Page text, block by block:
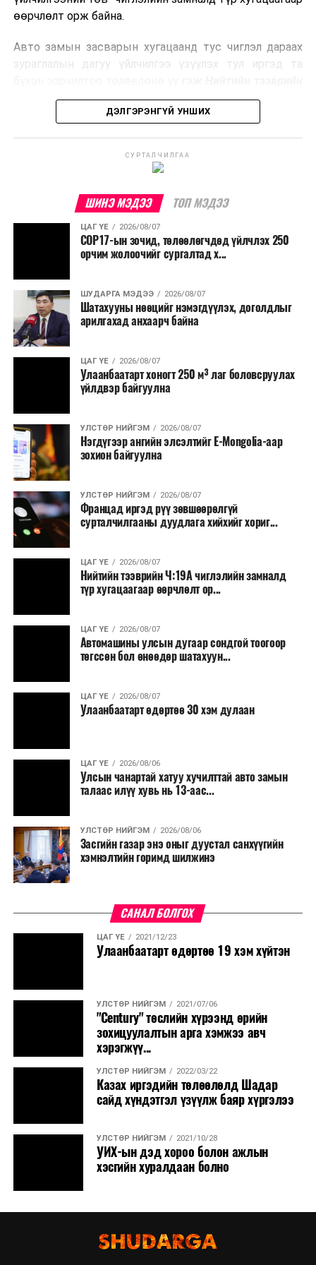
боловсруулах үйлдвэрүүдээр дулаан, цахилгаан
Ийнхүү лаг хатаах, шатаах технологийг лагийн
улсад өргөн ашиглаж байна.
өөрчлөлт орж байна.
Авто замын засварын хугацаанд тус чиглэл дараах
зураглалын дагуу үйлчилгээ үзүүлэх тул иргэд та
бодлогын газраас мэдээллээ.
ДЭЛГЭРЭНГҮЙ УНШИХ
СУРТАЛЧИЛГАА
ШИНЭ МЭДЭЭ ТОП МЭДЭЭ
ЦАГ ҮЕ 2026/08/07
COP17-ын зочид, төлөөлөгчдөд үйлчлэх 250
орчим жолоочийг сургалтад х...
ШУДАРГА МЭДЭЭ 2026/08/07
Шатахууны нөөцийг нэмэгдүүлэх, доголдлыг
арилгахад анхаарч байна
ЦАГ ҮЕ 2026/08/07
Улаанбаатарт хоногт 250 м³ лаг боловсруулах
үйлдвэр байгуулна
УЛСТӨР НИЙГЭМ 2026/08/07
Нэгдүгээр ангийн элсэлтийг E-Mongolia-аар
зохион байгуулна
УЛСТӨР НИЙГЭМ 2026/08/07
Францад иргэд рүү зөвшөөрөлгүй
сурталчилгааны дуудлага хийхийг хориг...
ЦАГ ҮЕ 2026/08/07
Нийтийн тээврийн Ч:19А чиглэлийн замналд
түр хугацаагаар өөрчлөлт ор...
ЦАГ ҮЕ 2026/08/07
Автомашины улсын дугаар сондгой тоогоор
төгссөн бол өнөөдөр шатахуун...
ЦАГ ҮЕ 2026/08/07
Улаанбаатарт өдөртөө 30 хэм дулаан
ЦАГ ҮЕ 2026/08/06
Улсын чанартай хатуу хучилттай авто замын
талаас илүү хувь нь 13-аас...
УЛСТӨР НИЙГЭМ 2026/08/06
Засгийн газар энэ оныг дуустал санхүүгийн
хэмнэлтийн горимд шилжинэ
САНАЛ БОЛГОХ
ЦАГ ҮЕ 2021/12/23
Улаанбаатарт өдөртөө 19 хэм хүйтэн
УЛСТӨР НИЙГЭМ 2021/07/06
"Century" төслийн хүрээнд өрийн
зохицуулалтын арга хэмжээ авч
хэрэгжүү...
УЛСТӨР НИЙГЭМ 2022/03/22
Казах иргэдийн төлөөлөлд Шадар
сайд хүндэтгэл үзүүлж баяр хүргэлээ
УЛСТӨР НИЙГЭМ 2021/10/28
УИХ-ын дэд хороо болон ажлын
хэсгийн хуралдаан болно